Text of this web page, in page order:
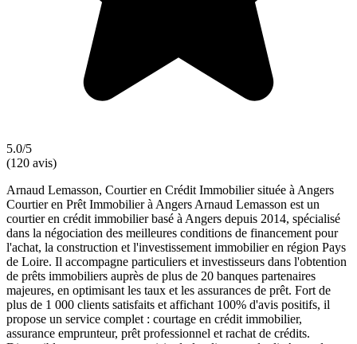
5.0/5
(120 avis)
Arnaud Lemasson, Courtier en Crédit Immobilier située à Angers
Courtier en Prêt Immobilier à Angers Arnaud Lemasson est un
courtier en crédit immobilier basé à Angers depuis 2014, spécialisé
dans la négociation des meilleures conditions de financement pour
l'achat, la construction et l'investissement immobilier en région Pays
de Loire. Il accompagne particuliers et investisseurs dans l'obtention
de prêts immobiliers auprès de plus de 20 banques partenaires
majeures, en optimisant les taux et les assurances de prêt. Fort de
plus de 1 000 clients satisfaits et affichant 100% d'avis positifs, il
propose un service complet : courtage en crédit immobilier,
assurance emprunteur, prêt professionnel et rachat de crédits.